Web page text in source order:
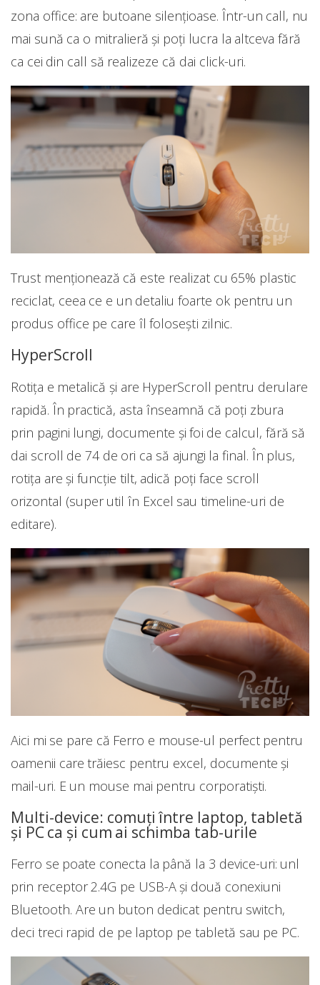
zona office: are butoane silențioase. Într-un call, nu
mai sună ca o mitralieră și poți lucra la altceva fără
ca cei din call să realizeze că dai click-uri.
Trust menționează că este realizat cu 65% plastic
reciclat, ceea ce e un detaliu foarte ok pentru un
produs office pe care îl folosești zilnic.
HyperScroll
Rotița e metalică și are HyperScroll pentru derulare
rapidă. În practică, asta înseamnă că poți zbura
prin pagini lungi, documente și foi de calcul, fără să
dai scroll de 74 de ori ca să ajungi la final. În plus,
rotița are și funcție tilt, adică poți face scroll
orizontal (super util în Excel sau timeline-uri de
editare).
Aici mi se pare că Ferro e mouse-ul perfect pentru
oamenii care trăiesc pentru excel, documente și
mail-uri. E un mouse mai pentru corporatiști.
Multi-device: comuți între laptop, tabletă
și PC ca și cum ai schimba tab-urile
Ferro se poate conecta la până la 3 device-uri: unl
prin receptor 2.4G pe USB-A și două conexiuni
Bluetooth. Are un buton dedicat pentru switch,
deci treci rapid de pe laptop pe tabletă sau pe PC.